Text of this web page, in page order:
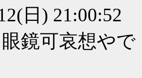
日) 21:00:52
鏡可哀想やで